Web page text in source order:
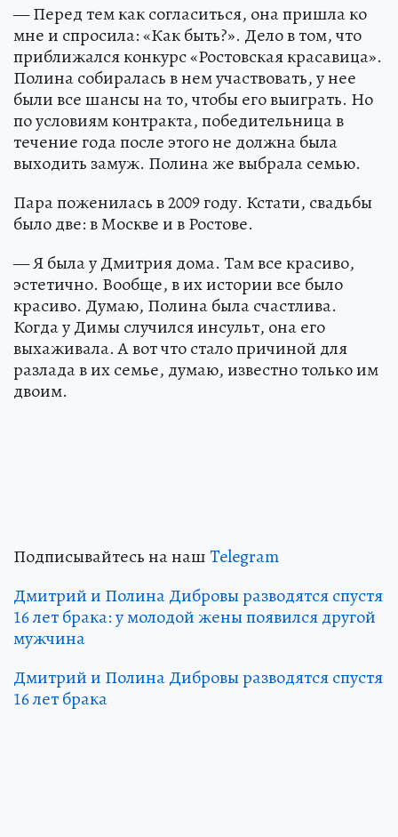
— Перед тем как согласиться, она пришла ко
мне и спросила: «Как быть?». Дело в том, что
приближался конкурс «Ростовская красавица».
Полина собиралась в нем участвовать, у нее
были все шансы на то, чтобы его выиграть. Но
по условиям контракта, победительница в
течение года после этого не должна была
выходить замуж. Полина же выбрала семью.
Пара поженилась в 2009 году. Кстати, свадьбы
было две: в Москве и в Ростове.
— Я была у Дмитрия дома. Там все красиво,
эстетично. Вообще, в их истории все было
красиво. Думаю, Полина была счастлива.
Когда у Димы случился инсульт, она его
выхаживала. А вот что стало причиной для
разлада в их семье, думаю, известно только им
двоим.
Подписывайтесь на нашTelegram
Дмитрий и Полина Дибровы разводятся спустя
16 лет брака: у молодой жены появился другой
мужчина
Дмитрий и Полина Дибровы разводятся спустя
16 лет брака